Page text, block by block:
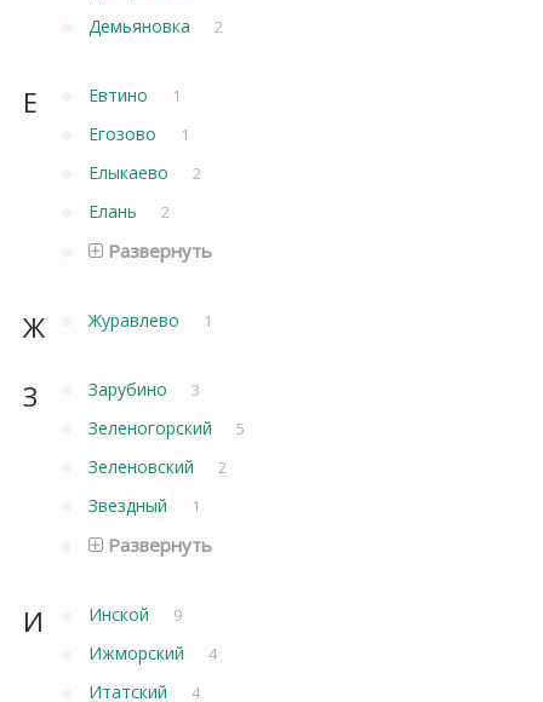
Демьяновка 2
Е Евтино 1
Егозово 1
Елыкаево 2
Елань 2
Развернуть
Ж Журавлево 1
З Зарубино 3
Зеленогорский 5
Зеленовский 2
Звездный 1
Развернуть
И Инской 9
Ижморский 4
Итатский 4